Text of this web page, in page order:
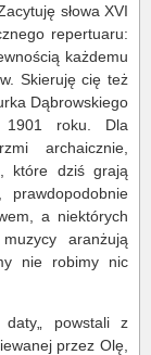
słowa XVI
repertuaru:
każdemu
Skieruję cię też
Dąbrowskiego
1901 roku. Dla
archaicznie,
które dziś grają
prawdopodobnie
a niektórych
aranżują
nie robimy nic
daty„ powstali z
przez Olę,